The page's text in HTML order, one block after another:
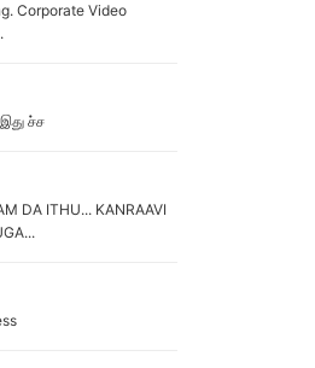
Corporate Video
ச்ச
DA ITHU... KANRAAVI